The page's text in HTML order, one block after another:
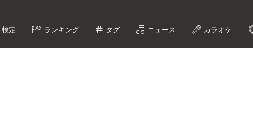
検定 ランキング タグ ニュース カラオケ